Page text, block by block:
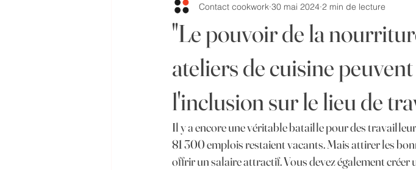
"Le pouvoir de la
ateliers de cuisine
l'inclusion sur le lieu de
Contact cookwork 30 mai 2024 2 min de lecture
Il y a encore une véritable bataille pour des
81 300 emplois restaient vacants. Mais attirer les
offrir un salaire attractif. Vous devez également